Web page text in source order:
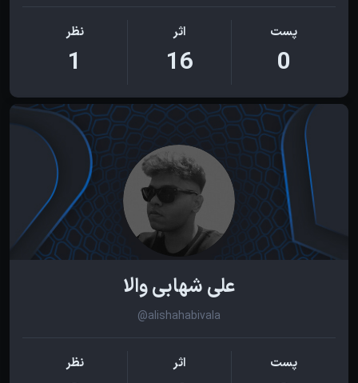
پست
0
اثر
16
نظر
1
علی شهابی والا
@alishahabivala
پست اثر نظر